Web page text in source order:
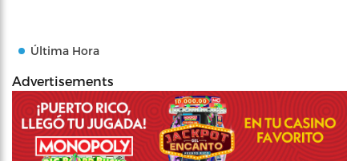
Última Hora
Advertisements